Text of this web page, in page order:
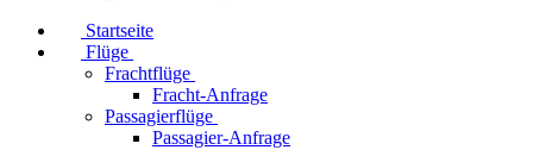
Startseite
Flüge
Frachtflüge
Fracht-Anfrage
Passagierflüge
Passagier-Anfrage